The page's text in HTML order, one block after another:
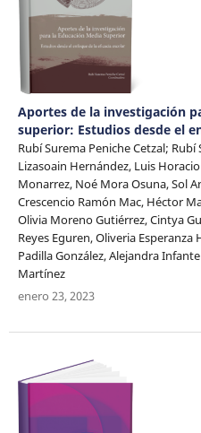
Aportes de la investigación
superior: Estudios desde el
Rubí Surema Peniche Cetzal;
Lizasoain Hernández, Luis
Monarrez, Noé Mora Osuna, Sol
Crescencio Ramón Mac, Héctor
Olivia Moreno Gutiérrez, Cintya
Reyes Eguren, Oliveria Esperanza
Padilla González, Alejandra
Martínez
enero 23, 2023